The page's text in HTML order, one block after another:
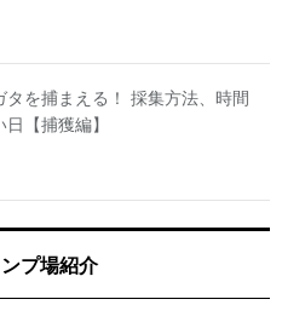
タを捕まえる！ 採集方法、時間
【捕獲編】
プ場紹介